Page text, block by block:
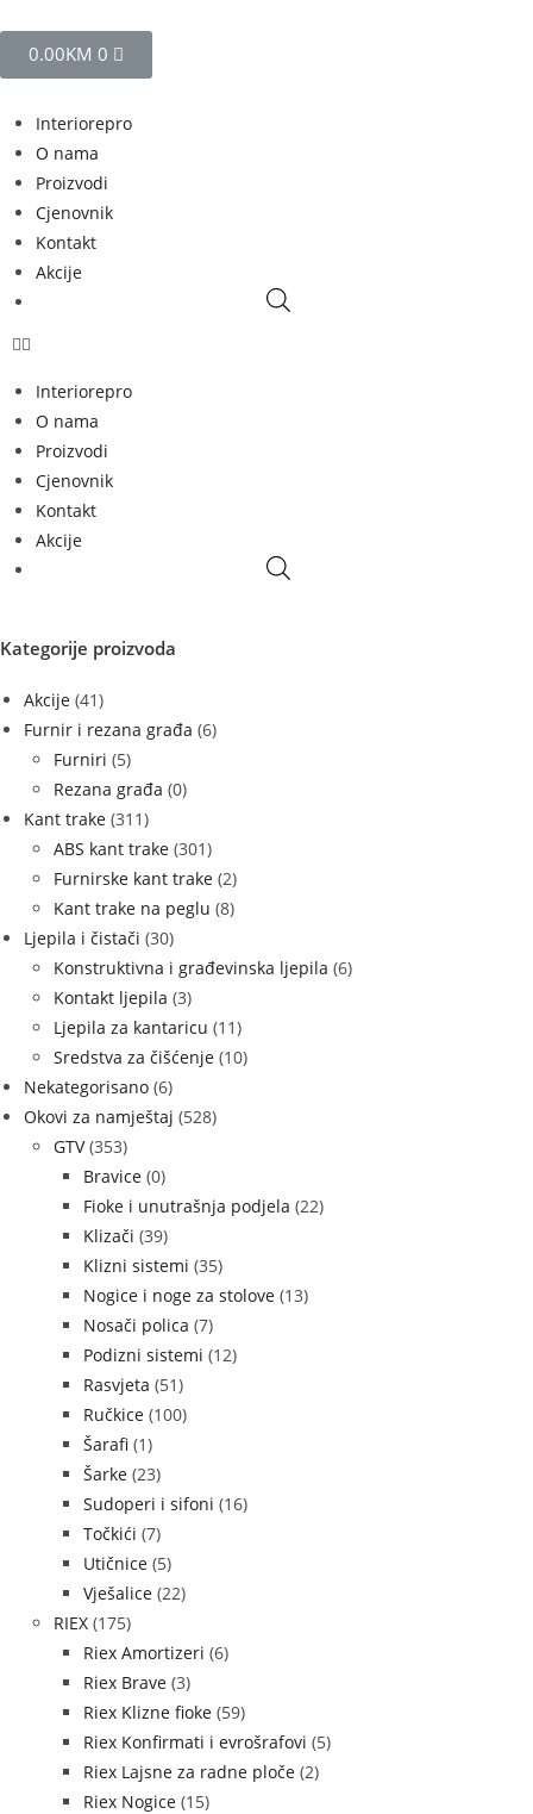
0.00KM 0
Interiorepro
O nama
Proizvodi
Cjenovnik
Kontakt
Akcije
Interiorepro
O nama
Proizvodi
Cjenovnik
Kontakt
Akcije
Kategorije proizvoda
Akcije (41)
Furnir i rezana građa (6)
Furniri (5)
Rezana građa (0)
Kant trake (311)
ABS kant trake (301)
Furnirske kant trake (2)
Kant trake na peglu (8)
Ljepila i čistači (30)
Konstruktivna i građevinska ljepila (6)
Kontakt ljepila (3)
Ljepila za kantaricu (11)
Sredstva za čišćenje (10)
Nekategorisano (6)
Okovi za namještaj (528)
GTV (353)
Bravice (0)
Fioke i unutrašnja podjela (22)
Klizači (39)
Klizni sistemi (35)
Nogice i noge za stolove (13)
Nosači polica (7)
Podizni sistemi (12)
Rasvjeta (51)
Ručkice (100)
Šarafi (1)
Šarke (23)
Sudoperi i sifoni (16)
Točkići (7)
Utičnice (5)
Vješalice (22)
RIEX (175)
Riex Amortizeri (6)
Riex Brave (3)
Riex Klizne fioke (59)
Riex Konfirmati i evrošrafovi (5)
Riex Lajsne za radne ploče (2)
Riex Nogice (15)